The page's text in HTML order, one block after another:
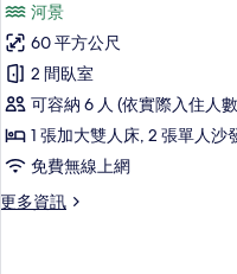
Mate
Apartment
260
的
所
有
相
河景
60 平方公尺
2 間臥室
可容納 6 人 (依實際入住人
1 張加大雙人床, 2 張單人沙
免費無線上網
更多資訊
更